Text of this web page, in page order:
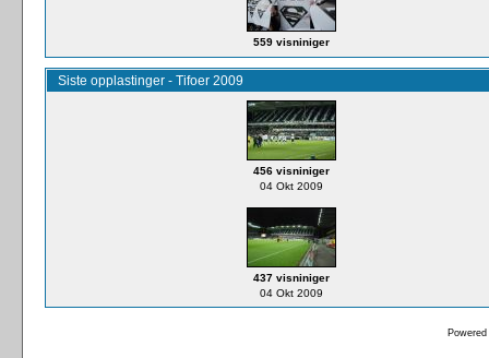
559 visniniger
Siste opplastinger - Tifoer 2009
456 visniniger
04 Okt 2009
437 visniniger
04 Okt 2009